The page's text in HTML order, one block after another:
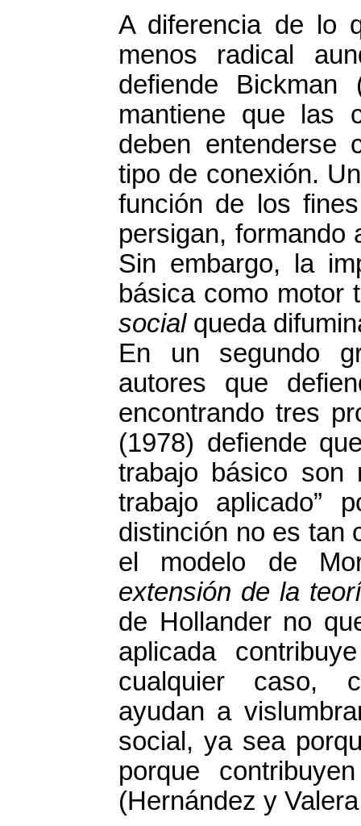
A diferencia de lo
menos radical
defiende
mantiene que las
deben entenderse
tipo de conexión.
función de los
persigan,
Sin embargo, la
básica como
social queda
En un segundo
autores que
encontrando tres
(1978) defiende
trabajo básico
trabajo aplicado”
distinción no es tan
el modelo de
extensión de la
de Hollander no
aplicada
cualquier caso,
ayudan a
social, ya sea
porque
(Hernández y